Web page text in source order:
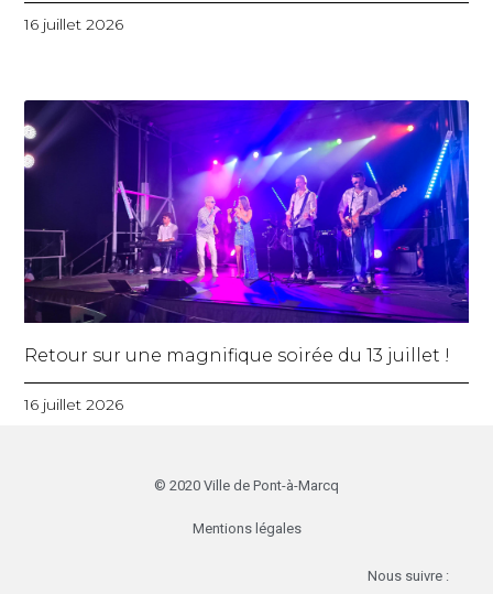
16 juillet 2026
Retour sur une magnifique soirée du 13 juillet !
16 juillet 2026
© 2020 Ville de Pont-à-Marcq
Mentions légales
Nous suivre :